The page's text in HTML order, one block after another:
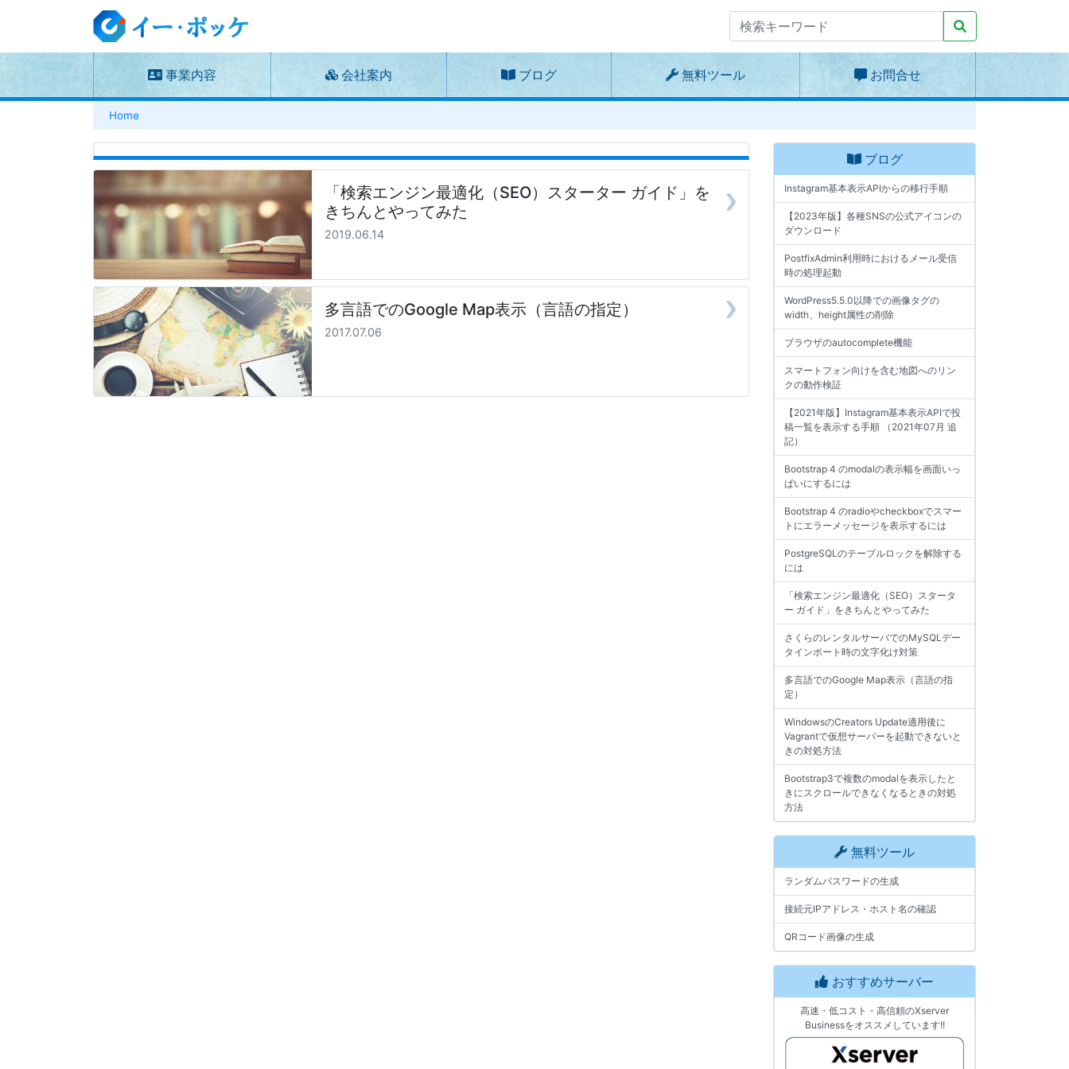
事業内容 会社案内 ブログ 無料ツール お問合せ
Home
「検索エンジン最適化（SEO）スターター ガイド」を
きちんとやってみた
2019.06.14
多言語でのGoogle Map表示（言語の指定）
2017.07.06
ブログ
Instagram基本表示APIからの移行手順
【2023年版】各種SNSの公式アイコンの
ダウンロード
PostfixAdmin利用時におけるメール受信
時の処理起動
WordPress5.5.0以降での画像タグの
width、height属性の削除
ブラウザのautocomplete機能
スマートフォン向けを含む地図へのリン
クの動作検証
【2021年版】Instagram基本表示APIで投
稿一覧を表示する手順 （2021年07月 追
記）
Bootstrap 4 のmodalの表示幅を画面いっ
ぱいにするには
Bootstrap 4 のradioやcheckboxでスマー
トにエラーメッセージを表示するには
PostgreSQLのテーブルロックを解除する
には
「検索エンジン最適化（SEO）スタータ
ー ガイド」をきちんとやってみた
さくらのレンタルサーバでのMySQLデー
タインポート時の文字化け対策
多言語でのGoogle Map表示（言語の指
定）
WindowsのCreators Update適用後に
Vagrantで仮想サーバーを起動できないと
きの対処方法
Bootstrap3で複数のmodalを表示したと
きにスクロールできなくなるときの対処
方法
無料ツール
ランダムパスワードの生成
接続元IPアドレス・ホスト名の確認
QRコード画像の生成
おすすめサーバー
高速・低コスト・高信頼のXserver
Businessをオススメしています!!